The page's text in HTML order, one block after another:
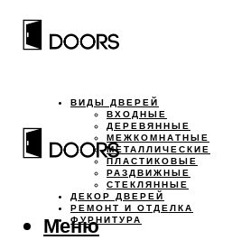
ВИДЫ ДВЕРЕЙ
ВХОДНЫЕ
ДЕРЕВЯННЫЕ
МЕЖКОМНАТНЫЕ
МЕТАЛЛИЧЕСКИЕ
ПЛАСТИКОВЫЕ
РАЗДВИЖНЫЕ
СТЕКЛЯННЫЕ
ДЕКОР ДВЕРЕЙ
РЕМОНТ И ОТДЕЛКА
ФУРНИТУРА
Меню